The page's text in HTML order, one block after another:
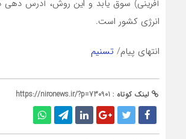
آفرینی) سوق یابد و این روش، آدرس
انرژی کشور است.
انتهای پیام/ تسنیم
لینک کوتاه : https://nironews.ir/?p=730901